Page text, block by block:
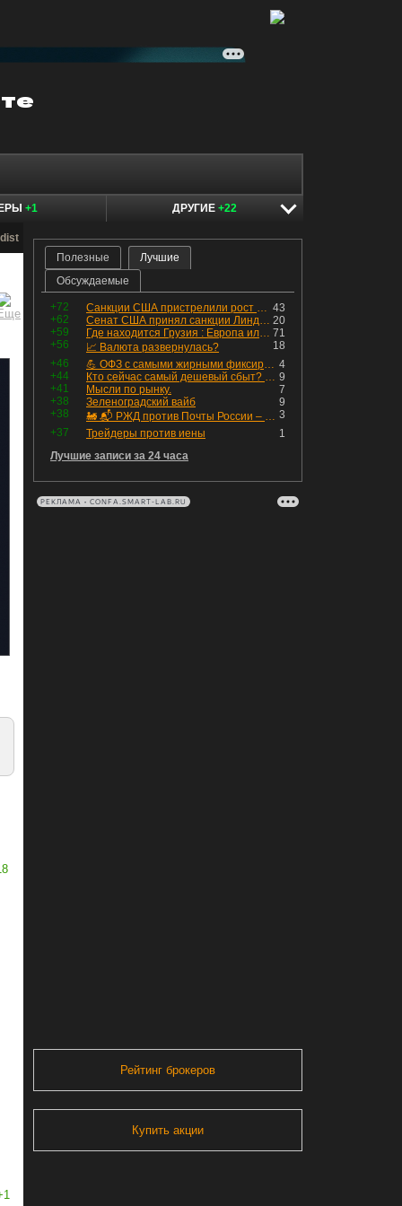
+1 ДРУГИЕ +22
Полезные
Лучшие
Обсуждаемые
+72 43
Санкции США пристрелили рост акций в России
+62
20
Сенат США принял санкции Линдси Грэма против России
+59
71
Где находится Грузия : Европа или Азия
+56
18
📈 Валюта развернулась?
+46
4
💪 ОФЗ с самыми жирными фиксированными купонами
+44
9
Кто сейчас самый дешевый сбыт? Сводный пост по сбытовым компаниям по отчетам РСБУ за Q2 26г.
+41
7
Мысли по рынку.
+38
9
Зеленоградский вайб
+38
3
🚂 📬 РЖД против Почты России – Какие облигации выбрать?
+37
1
Трейдеры против иены
Лучшие записи за 24 часа
РЕКЛАМА • CONFA.SMART-LAB.RU
Рейтинг брокеров
Купить акции